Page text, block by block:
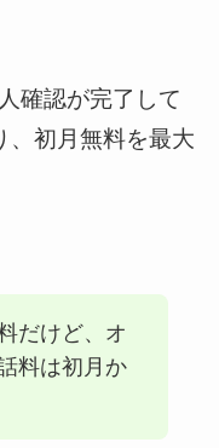
確認が完了して
、初月無料を最大
だけど、オ
料は初月か